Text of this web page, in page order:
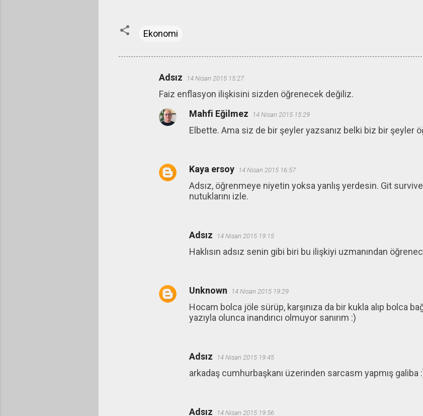
Ekonomi
Adsız 14 Nisan 2015 15:27
Faiz enflasyon ilişkisini sizden öğrenecek değiliz.
Mahfi Eğilmez
14 Nisan 2015 15:29
Elbette. Ama siz de bir şeyler yazsanız belki biz bir şeyler
Kaya ersoy 14 Nisan 2015 16:57
Adsız, öğrenmeye niyetin yoksa yanlış yerdesin. Git
nutuklarını izle.
Adsız 14 Nisan 2015 19:15
Haklısın adsız senin gibi biri bu ilişkiyi uzmanından
Unknown 14 Nisan 2015 19:29
Hocam bolca jöle sürüp, karşınıza da bir kukla alıp bolca
yazıyla olunca inandırıcı olmuyor sanırım :)
Adsız 14 Nisan 2015 19:45
arkadaş cumhurbaşkanı üzerinden sarcasm yapmış galiba
Adsız 14 Nisan 2015 19:56